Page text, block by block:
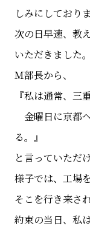
しみにしており
次の日早速、教
いただきました。
Ｍ部長から、
『私は通常、三
金曜日に京都
る。』
と言っていただ
様子では、工場
そこを行き来さ
約束の当日、私